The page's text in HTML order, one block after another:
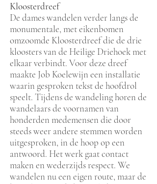
Kloosterdreef
De dames wandelen verder langs de
monumentale, met eikenbomen
omzoomde Kloosterdreef die de drie
kloosters van de Heilige Driehoek met
elkaar verbindt. Voor deze dreef
maakte Job Koelewijn een installatie
waarin gesproken tekst de hoofdrol
speelt. Tijdens de wandeling horen de
wandelaars de voornamen van
honderden medemensen die door
steeds weer andere stemmen worden
uitgesproken, in de hoop op een
antwoord. Het werk gaat contact
maken en wederzijds respect. We
wandelen nu een eigen route, maar de